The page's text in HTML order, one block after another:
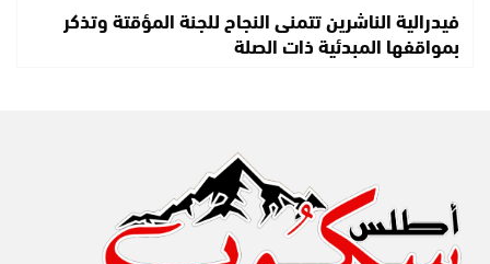
فيدرالية الناشرين تتمنى النجاح للجنة المؤقتة وتذكر
بمواقفها المبدئية ذات الصلة